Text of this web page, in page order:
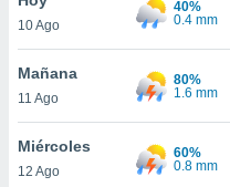
y
en
más
10 Ago
40%
0.4 mm
Mañana
11 Ago
80%
1.6 mm
Miércoles
12 Ago
60%
0.8 mm